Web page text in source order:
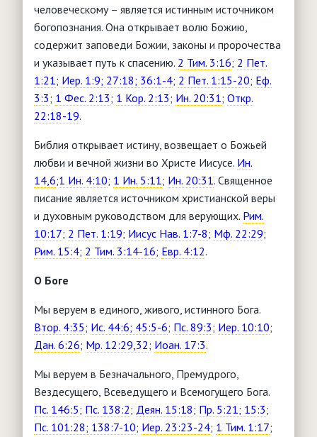
Анонсы мероприятий
Видение и стратегия
Основы служения
Брак и семья
Миссия
Женщина и Библия
Сестра в церкви
Обучение
РЕСУРСЫ
Детское служение
События, новости, мероприятия
Что такое воскресная школа?
Христианское воспитание
Чем заняться с детьми?
Служение детям с особыми нуждами
Детские клубы, лагеря, площадки
Христианский театр юного зрителя
Творчество
Вопросы - ответы
Партнерские организации
Дети в Библии
Помощь учителю
Юридические вопросы
Нормативная база
Типовые уставы РО
Паспорт безопасности
Полезные ссылки
Ответы на вопросы (FAQ)
Обработка персональных данных
"Баптист"
"Утренняя звезда"
"Логос"
"Миссионерские вести"
человеческому – является истинным источником
богопознания. Она открывает волю Божию,
содержит заповеди Божии, законы и пророчества
и указывает путь к спасению. 2 Тим. 3:16; 2 Пет.
1:21; Иер. 1:9; 27:18; 36:1-4; 2 Пет. 1:15-20; Еф.
3:3; 1 Фес. 2:13; 1 Кор. 2:13; Ин. 20:31; Откр.
22:18-19.
Библия открывает истину, возвещает о Божьей
любви и вечной жизни во Христе Иисусе. Ин.
14,6;1 Ин. 4:10; 1 Ин. 5:11; Ин. 20:31. Священное
писание является источником христианской веры
и духовным руководством для верующих. Рим.
10:17; 2 Пет. 1:19; Иисус Нав. 1:7-8; Мф. 22:29;
Рим. 15:4; 2 Тим. 3:14-16; Евр. 4:12.
О Боге
Мы веруем в единого, живого, истинного Бога.
Втор. 4:35; Ис. 44:6; 45:5-6; Пс. 89:3; Иер. 10:10;
Дан. 6:26; Мр. 12:29,32; Иоан. 17:3.
Мы веруем в Безначального, Премудрого,
Вездесущего, Всеведущего и Всемогущего Бога.
Пс. 146:5; Пс. 138:2; Деян. 15:18; Пр. 5:21; 15:3;
Пс. 101:28; 138:7-10; Иер. 23:23-24; 1 Тим. 1:17;